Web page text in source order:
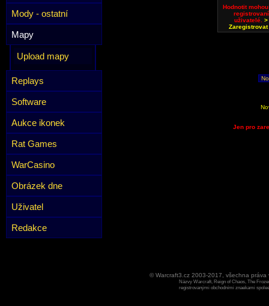
Mody - ostatní
Mapy
Upload mapy
Replays
Software
Aukce ikonek
Rat Games
WarCasino
Obrázek dne
Uživatel
Redakce
Hodnotit
registrovaní
uživatelé.>
Zaregistrovat
Jen pro
© Warcraft3.cz 2003-2017, všechna
Názvy Warcraft, Reign of Chaos, The
registrovanými obchodními znaekami